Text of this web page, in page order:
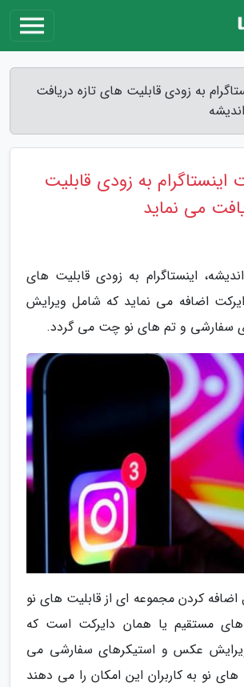
به زودی قابلیت های تازه دریافت
به زودی قابلیت
می نماید
اینستاگرام به زودی قابلیت های
اضافه می نماید که شامل ویرایش
سفارشی و تم های نو چت می گردد.
اضافه کردن مجموعه ای از قابلیت های نو
مستقیم یا همان دایرکت است که
ویرایش عکس و استیکرهای سفارشی می
نو به کاربران این امکان را می دهند